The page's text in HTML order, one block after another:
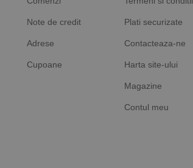
Note de credit
Adrese
Cupoane
Plati securizate
Contacteaza-ne
Harta site-ului
Magazine
Contul meu